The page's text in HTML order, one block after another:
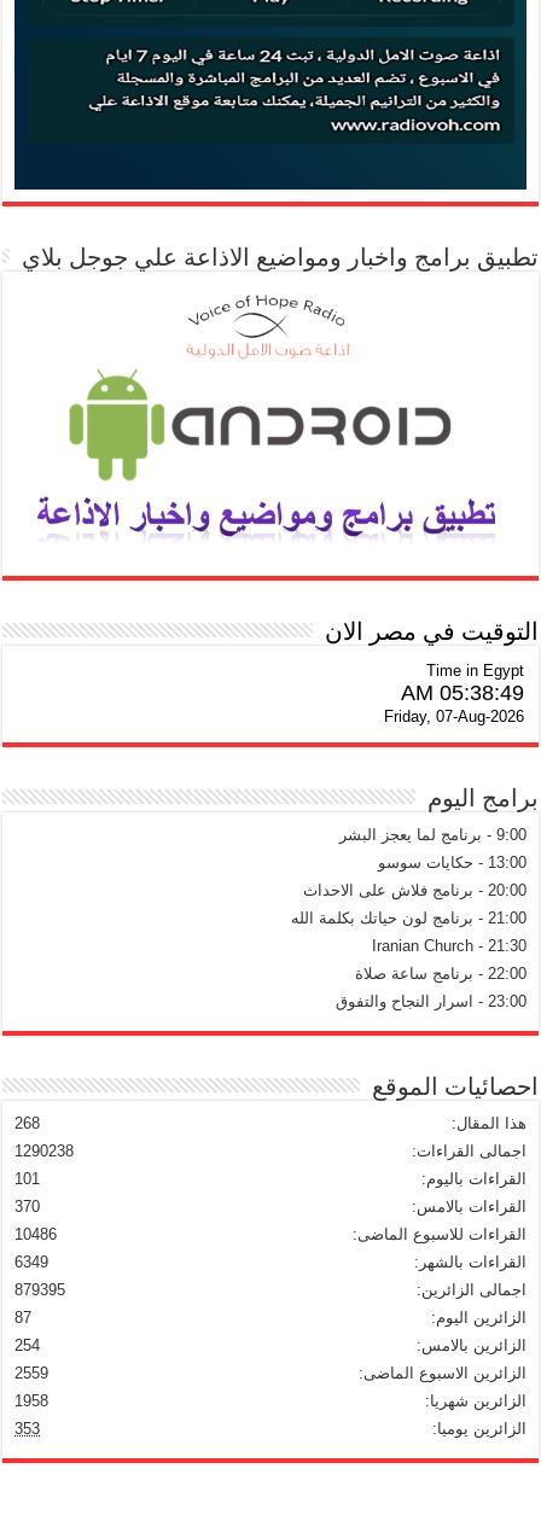
تطبيق برامج واخبار ومواضيع الاذاعة علي جوجل بلاي
التوقيت في مصر الان
Time in Egypt
05:38:50 AM
Friday, 07-Aug-2026
برامج اليوم
9:00 - برنامج لما يعجز البشر
13:00 - حكايات سوسو
20:00 - برنامج فلاش على الاحداث
21:00 - برنامج لون حياتك بكلمة الله
21:30 - Iranian Church
22:00 - برنامج ساعة صلاة
23:00 - اسرار النجاح والتفوق
احصائيات الموقع
268
هذا المقال:
1290238
اجمالى القراءات:
101
القراءات باليوم:
370
القراءات بالامس:
10486
القراءات للاسبوع الماضى:
6349
القراءات بالشهر:
879395
اجمالى الزائرين:
87
الزائرين اليوم:
254
الزائرين بالامس:
2559
الزائرين الاسبوع الماضى:
1958
الزائرين شهريا:
353
الزائرين يوميا: